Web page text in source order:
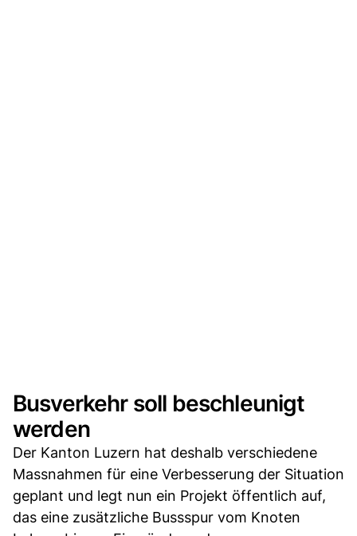
Busverkehr soll beschleunigt
werden
Der Kanton Luzern hat deshalb verschiedene
Massnahmen für eine Verbesserung der Situation
geplant und legt nun ein Projekt öffentlich auf,
das eine zusätzliche Bussspur vom Knoten